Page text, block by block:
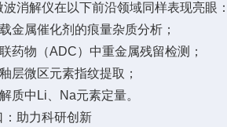
波消解仪在以下前沿领域同样表现亮眼
金属催化剂的痕量杂质分析；
药物（ADC）中重金属残留检测；
层微区元素指纹提取；
质中Li、Na元素定量。
助力科研创新